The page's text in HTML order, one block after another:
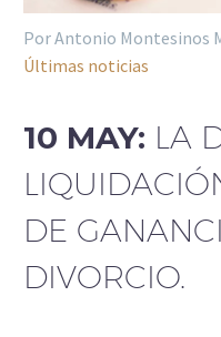
Por Antonio Montesinos
Últimas noticias
10 MAY: LA
DE
DIVORCIO.